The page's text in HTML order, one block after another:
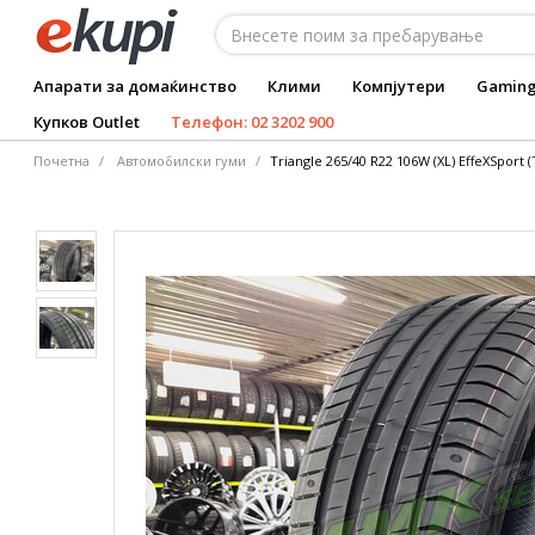
Апарати за домаќинство Клими Компјутери
Купков Outlet
Телефон: 02 3202 900
Почетна Автомобилски гуми Triangle 265/40 R22 106W (XL) EffeXSport